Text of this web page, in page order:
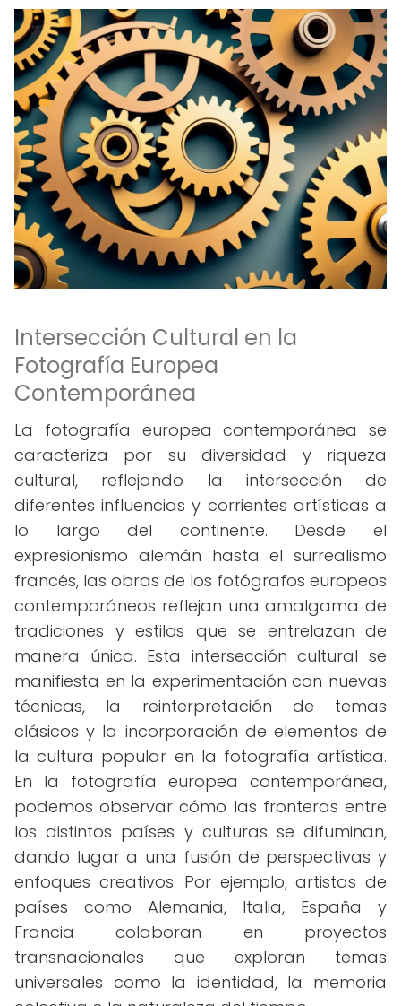
Intersección Cultural en la
Fotografía Europea
Contemporánea
La fotografía europea contemporánea se
caracteriza por su diversidad y riqueza
cultural, reflejando la intersección de
diferentes influencias y corrientes artísticas a
lo largo del continente. Desde el
expresionismo alemán hasta el surrealismo
francés, las obras de los fotógrafos europeos
contemporáneos reflejan una amalgama de
tradiciones y estilos que se entrelazan de
manera única. Esta intersección cultural se
manifiesta en la experimentación con nuevas
técnicas, la reinterpretación de temas
clásicos y la incorporación de elementos de
la cultura popular en la fotografía artística.
En la fotografía europea contemporánea,
podemos observar cómo las fronteras entre
los distintos países y culturas se difuminan,
dando lugar a una fusión de perspectivas y
enfoques creativos. Por ejemplo, artistas de
países como Alemania, Italia, España y
Francia colaboran en proyectos
transnacionales que exploran temas
universales como la identidad, la memoria